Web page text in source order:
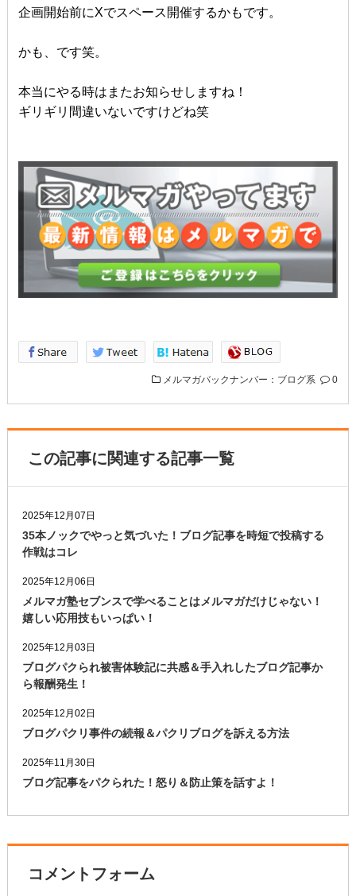
企画開始前にXでスペース開催するかもです。
かも、です笑。
本当にやる時はまたお知らせしますね！
ギリギリ間違いないですけどね笑
メルマガバックナンバー：ブログ系 0
この記事に関連する記事一覧
2025年12月07日
35本ノックでやっと気づいた！ブログ記事を時短で投稿する
作戦はコレ
2025年12月06日
メルマガ塾セブンスで学べることはメルマガだけじゃない！
嬉しい応用技もいっぱい！
2025年12月03日
ブログパクられ被害体験記に共感＆手入れしたブログ記事か
ら報酬発生！
2025年12月02日
ブログパクリ事件の続報＆パクリブログを訴える方法
2025年11月30日
ブログ記事をパクられた！怒り＆防止策を話すよ！
コメントフォーム